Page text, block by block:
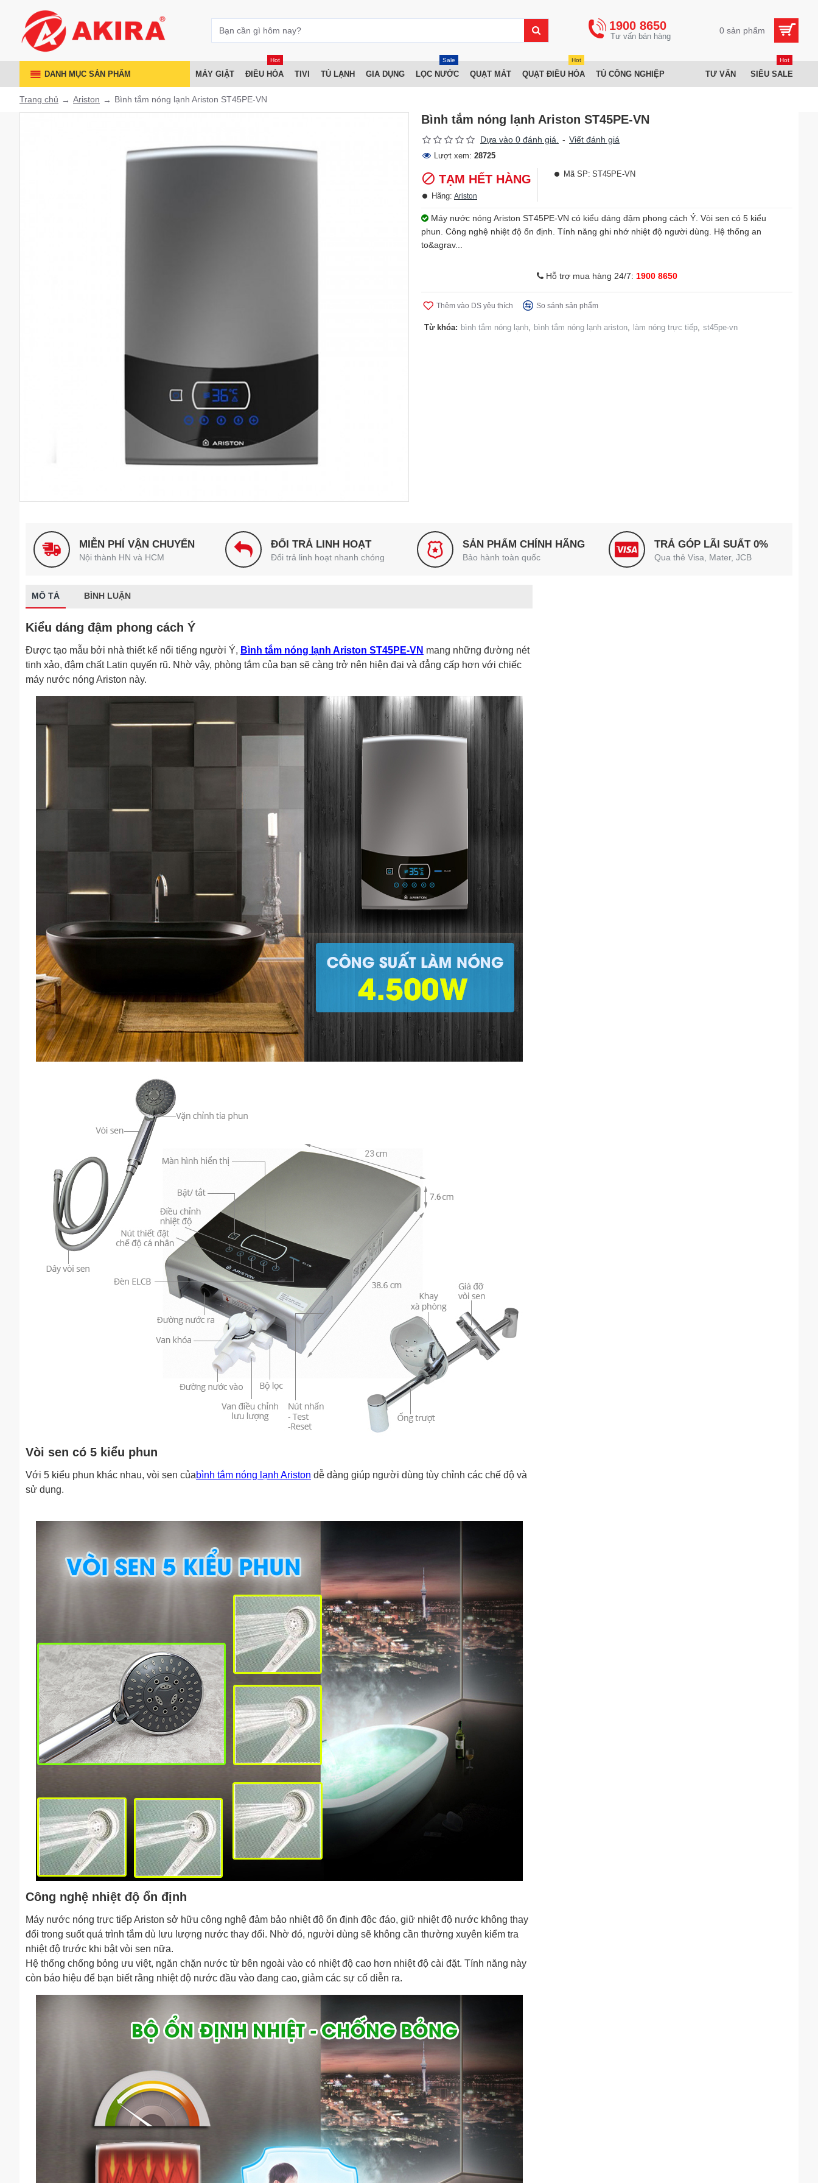
1900 8650 0 sản phẩm
DANH MỤC SẢN PHẨM MÁY GIẶT ĐIỀU HÒA
Hot
TIVI TỦ LẠNH GIA DỤNG LỌC NƯỚC
Sale
QUẠT MÁT QUẠT ĐIỀU HÒA
Hot
TỦ CÔNG NGHIỆP TƯ VẤN SIÊU SALE
Hot
Trang chủ Ariston Bình tắm nóng lạnh Ariston ST45PE-VN
Bình tắm nóng lạnh Ariston ST45PE-VN
Dựa vào 0 đánh giá. - Viết đánh giá
Lượt xem: 28725
TẠM HẾT HÀNG
Hãng: Ariston
Mã SP: ST45PE-VN
Máy nước nóng Ariston ST45PE-VN có kiểu dáng đậm phong cách Ý. Vòi sen có 5 kiểu
phun. Công nghệ nhiệt độ ổn định. Tính năng ghi nhớ nhiệt độ người dùng. Hệ thống an
to&agrav...
Hỗ trợ mua hàng 24/7: 1900 8650
Thêm vào DS yêu thích So sánh sản phẩm
Từ khóa: bình tắm nóng lạnh, bình tắm nóng lạnh ariston, làm nóng trực tiếp, st45pe-vn
MIỄN PHÍ VẬN CHUYỂN
Nội thành HN và HCM
ĐỔI TRẢ LINH HOẠT
Đổi trả linh hoạt nhanh chóng
SẢN PHẨM CHÍNH HÃNG
Bảo hành toàn quốc
TRẢ GÓP LÃI SUẤT 0%
Qua thẻ Visa, Mater, JCB
MÔ TẢ BÌNH LUẬN
Kiểu dáng đậm phong cách Ý
Được tạo mẫu bởi nhà thiết kế nổi tiếng người Ý, Bình tắm nóng lạnh Ariston ST45PE-VN mang những đường nét
tinh xảo, đậm chất Latin quyến rũ. Nhờ vậy, phòng tắm của bạn sẽ càng trở nên hiện đại và đẳng cấp hơn với chiếc
máy nước nóng Ariston này.
Vòi sen có 5 kiểu phun
Với 5 kiểu phun khác nhau, vòi sen củabình tắm nóng lạnh Ariston dễ dàng giúp người dùng tùy chỉnh các chế độ và
sử dụng.
Công nghệ nhiệt độ ổn định
Máy nước nóng trực tiếp Ariston sở hữu công nghệ đảm bảo nhiệt độ ổn định độc đáo, giữ nhiệt độ nước không thay
đổi trong suốt quá trình tắm dù lưu lượng nước thay đổi. Nhờ đó, người dùng sẽ không cần thường xuyên kiểm tra
nhiệt độ trước khi bật vòi sen nữa.
Hệ thống chống bỏng ưu việt, ngăn chặn nước từ bên ngoài vào có nhiệt độ cao hơn nhiệt độ cài đặt. Tính năng này
còn báo hiệu để bạn biết rằng nhiệt độ nước đầu vào đang cao, giảm các sự cố diễn ra.